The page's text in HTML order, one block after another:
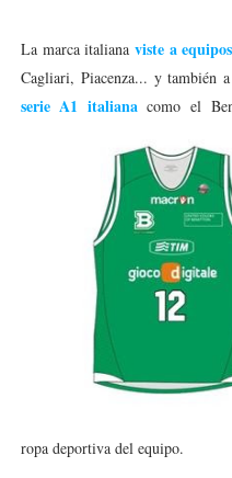
La marca italiana viste a
Cagliari, Piacenza... y también a
serie A1 italiana como el
ropa deportiva del equipo.